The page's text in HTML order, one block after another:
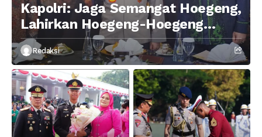
Kapolri: Jaga Semangat Hoegeng,
Lahirkan Hoegeng-Hoegeng
Berikutnya
Redaksi